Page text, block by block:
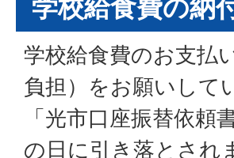
学校給食費の納
学校給食費のお支払
負担）をお願いして
「光市口座振替依
の日に引き落とされ